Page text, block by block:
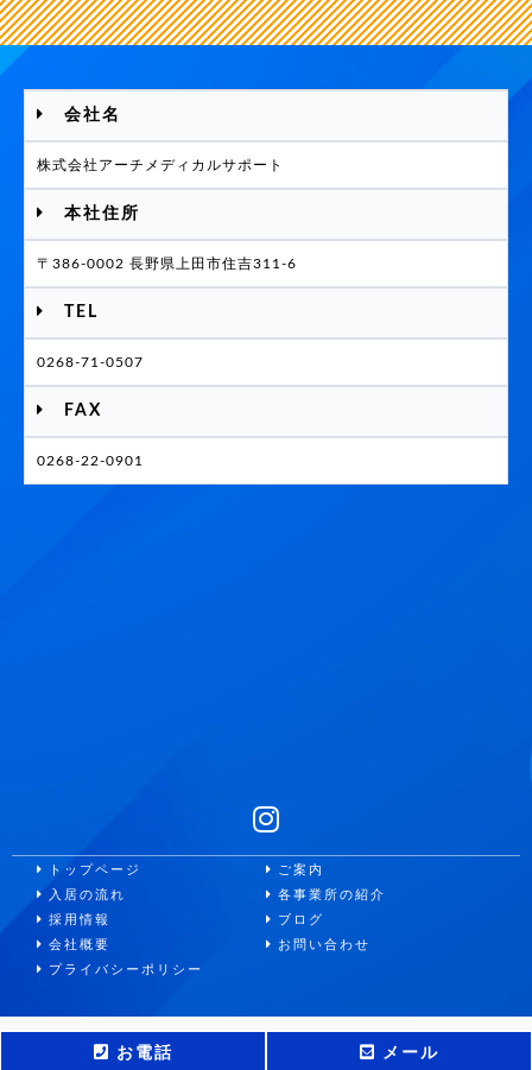
お電話 メール
会社名
株式会社アーチメディカルサポート
本社住所
〒386-0002 長野県上田市住吉311-6
TEL
0268-71-0507
FAX
0268-22-0901
トップページ
ご案内
入居の流れ
各事業所の紹介
採用情報
ブログ
会社概要
お問い合わせ
プライバシーポリシー
This site is protected by reCAPTCHA and the Google Privacy PolicyandTerms of Service